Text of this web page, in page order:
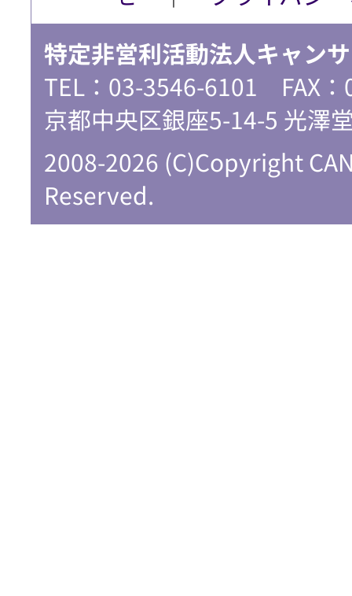
特定非営利活動法人キャン
TEL：03-3546-6101 FAX
京都中央区銀座5-14-5 光
2008-2026 (C)Copyright
Reserved.